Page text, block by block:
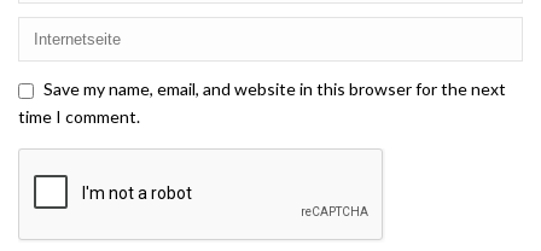
Save my name, email, and website in this browser for the next
time I comment.